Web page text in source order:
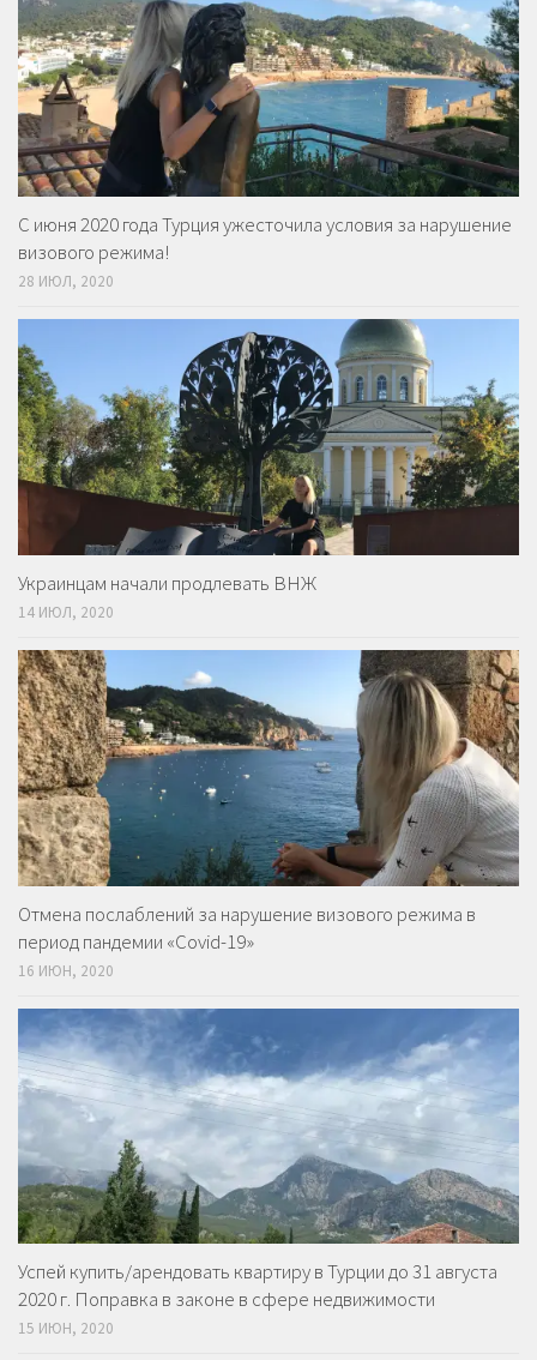
С июня 2020 года Турция ужесточила условия за нарушение
визового режима!
28 ИЮЛ, 2020
Украинцам начали продлевать ВНЖ
14 ИЮЛ, 2020
Отмена послаблений за нарушение визового режима в
период пандемии «Covid-19»
16 ИЮН, 2020
Успей купить/арендовать квартиру в Турции до 31 августа
2020 г. Поправка в законе в сфере недвижимости
15 ИЮН, 2020